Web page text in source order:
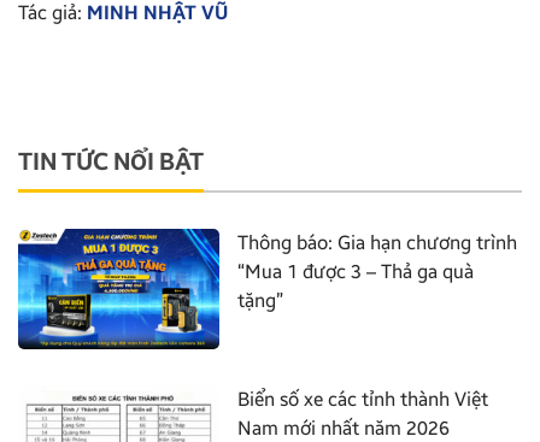
Tác giả: MINH NHẬT VŨ
TIN TỨC NỔI BẬT
Thông báo: Gia hạn chương trình
“Mua 1 được 3 – Thả ga quà
tặng”
Biển số xe các tỉnh thành Việt
Nam mới nhất năm 2026